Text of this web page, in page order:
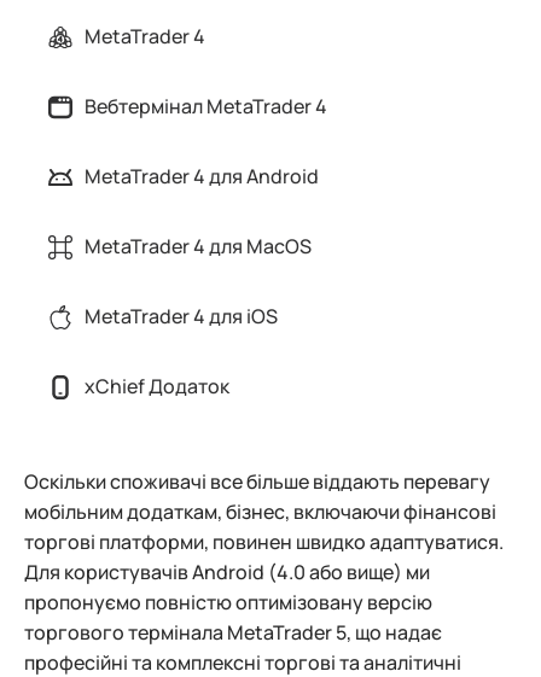
MetaTrader 4
Вебтермінал MetaTrader 4
MetaTrader 4 для Android
MetaTrader 4 для MacOS
MetaTrader 4 для iOS
xChief Додаток
Оскільки споживачі все більше віддають перевагу
мобільним додаткам, бізнес, включаючи фінансові
торгові платформи, повинен швидко адаптуватися.
Для користувачів Android (4.0 або вище) ми
пропонуємо повністю оптимізовану версію
торгового термінала MetaTrader 5, що надає
професійні та комплексні торгові та аналітичні